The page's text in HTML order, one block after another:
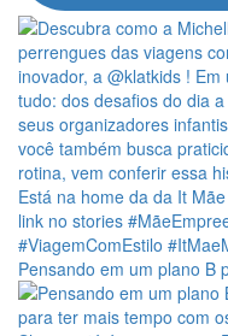
Pensando em um plano B